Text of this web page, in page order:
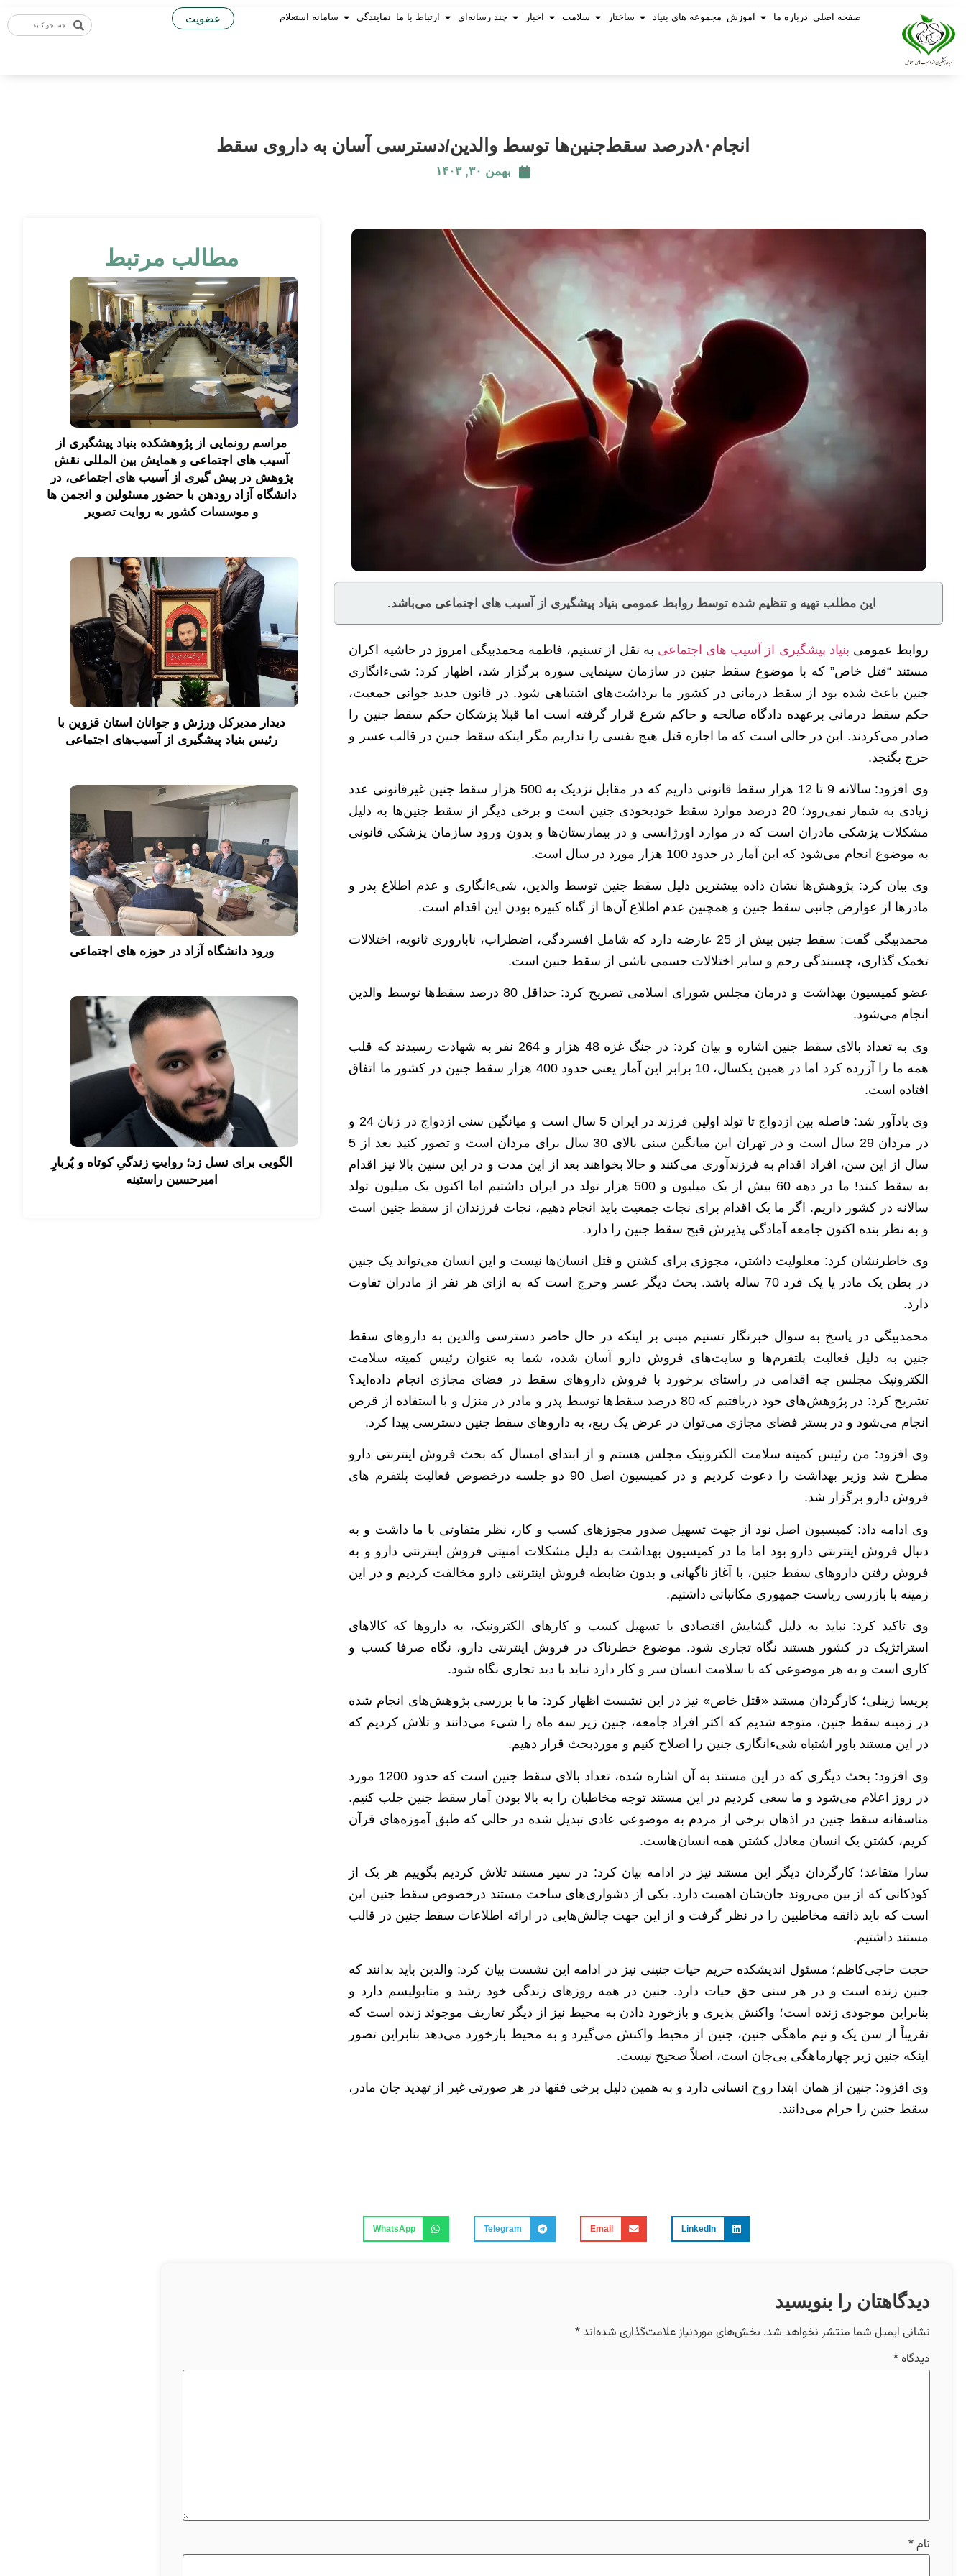
صفحه اصلی درباره ما آموزش مجموعه های بنیاد ساختار سلامت اخبار چند رسانه‌ای ارتباط با ما نمایندگی سامانه استعلام عضویت
انجام۸۰درصد سقط‌جنین‌ها توسط والدین/دسترسی آسان به داروی سقط
بهمن ۳۰, ۱۴۰۳
این مطلب تهیه و تنظیم شده توسط روابط عمومی بنیاد پیشگیری از آسیب های اجتماعی می‌باشد.
روابط عمومی بنیاد پیشگیری از آسیب های اجتماعی به نقل از تسنیم، فاطمه محمدبیگی امروز در حاشیه اکران
مستند “قتل خاص” که با موضوع سقط جنین در سازمان سینمایی سوره برگزار شد، اظهار کرد: شیءانگاری
جنین باعث شده بود از سقط درمانی در کشور ما برداشت‌های اشتباهی شود. در قانون جدید جوانی جمعیت،
حکم سقط درمانی برعهده دادگاه صالحه و حاکم شرع قرار گرفته است اما قبلا پزشکان حکم سقط جنین را
صادر می‌کردند. این در حالی است که ما اجازه قتل هیچ نفسی را نداریم مگر اینکه سقط جنین در قالب عسر و
حرج بگنجد.
وی افزود: سالانه 9 تا 12 هزار سقط قانونی داریم که در مقابل نزدیک به 500 هزار سقط جنین غیرقانونی عدد
زیادی به شمار نمی‌رود؛ 20 درصد موارد سقط خودبخودی جنین است و برخی دیگر از سقط جنین‌ها به دلیل
مشکلات پزشکی مادران است که در موارد اورژانسی و در بیمارستان‌ها و بدون ورود سازمان پزشکی قانونی
به موضوع انجام می‌شود که این آمار در حدود 100 هزار مورد در سال است.
وی بیان کرد: پژوهش‌ها نشان داده بیشترین دلیل سقط جنین توسط والدین، شیءانگاری و عدم اطلاع پدر و
مادرها از عوارض جانبی سقط جنین و همچنین عدم اطلاع آن‌ها از گناه کبیره بودن این اقدام است.
محمدبیگی گفت: سقط جنین بیش از 25 عارضه دارد که شامل افسردگی، اضطراب، ناباروری ثانویه، اختلالات
تخمک گذاری، چسبندگی رحم و سایر اختلالات جسمی ناشی از سقط جنین است.
عضو کمیسیون بهداشت و درمان مجلس شورای اسلامی تصریح کرد: حداقل 80 درصد سقط‌ها توسط والدین
انجام می‌شود.
وی به تعداد بالای سقط جنین اشاره و بیان کرد: در جنگ غزه 48 هزار و 264 نفر به شهادت رسیدند که قلب
همه ما را آزرده کرد اما در همین یکسال، 10 برابر این آمار یعنی حدود 400 هزار سقط جنین در کشور ما اتفاق
افتاده است.
وی یادآور شد: فاصله بین ازدواج تا تولد اولین فرزند در ایران 5 سال است و میانگین سنی ازدواج در زنان 24 و
در مردان 29 سال است و در تهران این میانگین سنی بالای 30 سال برای مردان است و تصور کنید بعد از 5
سال از این سن، افراد اقدام به فرزندآوری می‌کنند‌ و حالا بخواهند بعد از این مدت و در این سنین بالا نیز اقدام
به سقط کنند! ما در دهه 60 بیش از یک میلیون و 500 هزار تولد در ایران داشتیم اما اکنون یک میلیون تولد
سالانه در کشور داریم. اگر ما یک اقدام برای نجات جمعیت باید انجام دهیم، نجات فرزندان از سقط جنین است
و به نظر بنده اکنون جامعه آمادگی پذیرش قبح سقط جنین را دارد.
وی خاطرنشان کرد: معلولیت داشتن، مجوزی برای کشتن و قتل انسان‌ها نیست و این انسان می‌تواند یک جنین
در بطن یک مادر یا یک فرد 70 ساله باشد. بحث دیگر عسر وحرج است که به ازای هر نفر از مادران تفاوت
دارد.
محمدبیگی در پاسخ به سوال خبرنگار تسنیم مبنی بر اینکه در حال حاضر دسترسی والدین به داروهای سقط
جنین به دلیل فعالیت پلتفرم‌ها و سایت‌های فروش دارو آسان شده، شما به عنوان رئیس کمیته سلامت
الکترونیک مجلس چه اقدامی در راستای برخورد با فروش داروهای سقط در فضای مجازی انجام داده‌اید؟
تشریح کرد: در پژوهش‌های خود دریافتیم که 80 درصد سقط‌ها توسط پدر و مادر در منزل و با استفاده از قرص
انجام می‌شود و در بستر فضای مجازی می‌توان در عرض یک ربع، به داروهای سقط جنین دسترسی پیدا کرد.
وی افزود: من رئیس کمیته سلامت الکترونیک مجلس هستم و از ابتدای امسال که بحث فروش اینترنتی دارو
مطرح شد وزیر بهداشت را دعوت کردیم و در کمیسیون اصل 90 دو جلسه درخصوص فعالیت پلتفرم ‌های
فروش دارو برگزار شد.
وی ادامه داد: کمیسیون اصل نود از جهت تسهیل صدور مجوزهای کسب و کار، نظر متفاوتی با ما داشت و به
دنبال فروش اینترنتی دارو بود اما ما در کمیسیون بهداشت به دلیل مشکلات امنیتی فروش اینترنتی دارو و به
فروش رفتن داروهای سقط جنین، با آغاز ناگهانی و بدون ضابطه فروش اینترنتی دارو مخالفت کردیم و در این
زمینه با بازرسی ریاست جمهوری مکاتباتی داشتیم.
وی تاکید کرد: نباید به دلیل گشایش اقتصادی یا تسهیل کسب و کارهای الکترونیک، به داروها که کالاهای
استراتژیک در کشور هستند نگاه تجاری شود. موضوع خطرناک در فروش اینترنتی دارو، نگاه صرفا کسب و
کاری است و به هر موضوعی که با سلامت انسان سر و کار دارد نباید با دید تجاری نگاه شود.
پریسا زینلی؛ کارگردان مستند «قتل خاص» نیز در این نشست اظهار کرد: ما با بررسی‌ پژوهش‌های انجام شده
در زمینه سقط جنین، متوجه شدیم که اکثر افراد جامعه، جنین زیر سه ماه را شی‌ء می‌دانند و تلاش کردیم که
در این مستند باور اشتباه شی‌ءانگاری جنین را اصلاح کنیم و موردبحث قرار دهیم.
وی افزود: بحث دیگری که در این مستند به آن اشاره شده، تعداد بالای سقط جنین است که حدود 1200 مورد
در روز اعلام می‌شود و ما سعی کردیم در این مستند توجه مخاطبان را به بالا بودن آمار سقط جنین جلب کنیم.
متاسفانه سقط جنین در اذهان برخی از مردم به موضوعی عادی تبدیل شده در حالی که طبق آموزه‌های قرآن
کریم، کشتن یک انسان معادل کشتن همه انسان‌هاست.
سارا متقاعد؛ کارگردان دیگر این مستند نیز در ادامه بیان کرد: در سیر مستند تلاش کردیم بگوییم هر یک از
کودکانی که از بین می‌روند جان‌شان اهمیت دارد. یکی از دشواری‌های ساخت مستند درخصوص سقط جنین این
است که باید ذائقه مخاطبین را در نظر گرفت و از این جهت چالش‌هایی در ارائه اطلاعات سقط جنین در قالب
مستند داشتیم.
حجت حاجی‌کاظم؛ مسئول اندیشکده حریم حیات جنینی نیز در ادامه این نشست بیان کرد: والدین باید بدانند که
جنین زنده است و در هر سنی حق حیات دارد. جنین در همه روزهای زندگی خود رشد و متابولیسم دارد و
بنابراین موجودی زنده است؛ واکنش پذیری و بازخورد دادن به محیط نیز از دیگر تعاریف موجوئد زنده است که
تقریباً از سن یک و نیم ماهگی جنین، جنین از محیط واکنش می‌گیرد و به محیط بازخورد می‌دهد بنابراین تصور
اینکه جنین زیر چهارماهگی بی‌جان است، اصلاً صحیح نیست.
وی افزود: جنین از همان ابتدا روح انسانی دارد و به همین دلیل برخی فقها در هر صورتی غیر از تهدید جان مادر،
سقط جنین را حرام می‌دانند.
مطالب مرتبط
مراسم رونمایی از پژوهشکده بنیاد پیشگیری از
آسیب های اجتماعی و همایش بین المللی نقش
پژوهش در پیش گیری از آسیب های اجتماعی، در
دانشگاه آزاد رودهن با حضور مسئولین و انجمن ها
و موسسات کشور به روایت تصویر
دیدار مدیرکل ورزش و جوانان استان قزوین با
رئیس بنیاد پیشگیری از آسیب‌های اجتماعی
ورود دانشگاه آزاد در حوزه های اجتماعی
الگویی برای نسل زد؛ روایتِ زندگیِ کوتاه و پُربارِ
امیرحسین راستینه
LinkedIn
Email
Telegram
WhatsApp
دیدگاهتان را بنویسید
نشانی ایمیل شما منتشر نخواهد شد. بخش‌های موردنیاز علامت‌گذاری شده‌اند*
دیدگاه*
نام*